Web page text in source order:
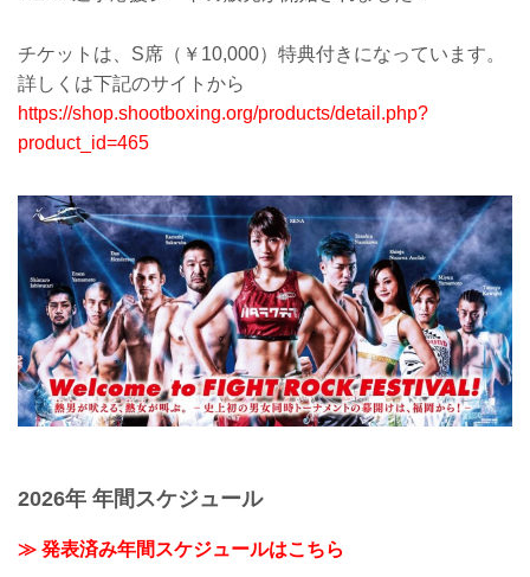
チケットは、S席（￥10,000）特典付きになっています。
詳しくは下記のサイトから
https://shop.shootboxing.org/products/detail.php?
product_id=465
2026年 年間スケジュール
≫ 発表済み年間スケジュールはこちら